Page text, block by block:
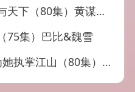
（80集）黄谋＆郑源
75集）巴比&魏雪
（80集）常霄宇&刘曙瑞